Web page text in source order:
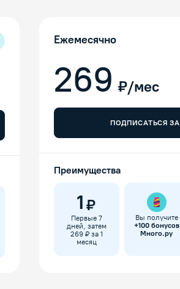
Ежемесячно
269 ₽/мес
ПОДПИСАТЬСЯ ЗА
Преимущества
1 ₽
Первые 7
дней, затем
269 ₽ за 1
месяц
Вы получите
+100бонусов
Много.ру